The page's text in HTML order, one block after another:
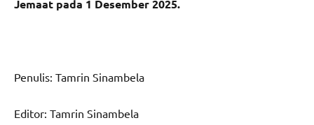
Jemaat pada 1 Desember 2025.
Penulis: Tamrin Sinambela
Editor: Tamrin Sinambela